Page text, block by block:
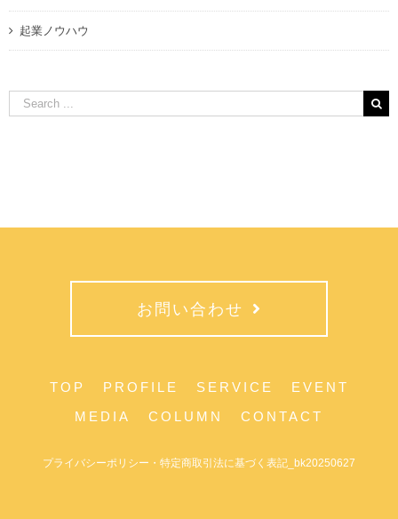
起業ノウハウ
Search
for:
お問い合わせ
TOP PROFILE SERVICE
EVENT
MEDIA
COLUMN CONTACT
プライバシーポリシー・特定商取引法に基づく表記_bk20250627